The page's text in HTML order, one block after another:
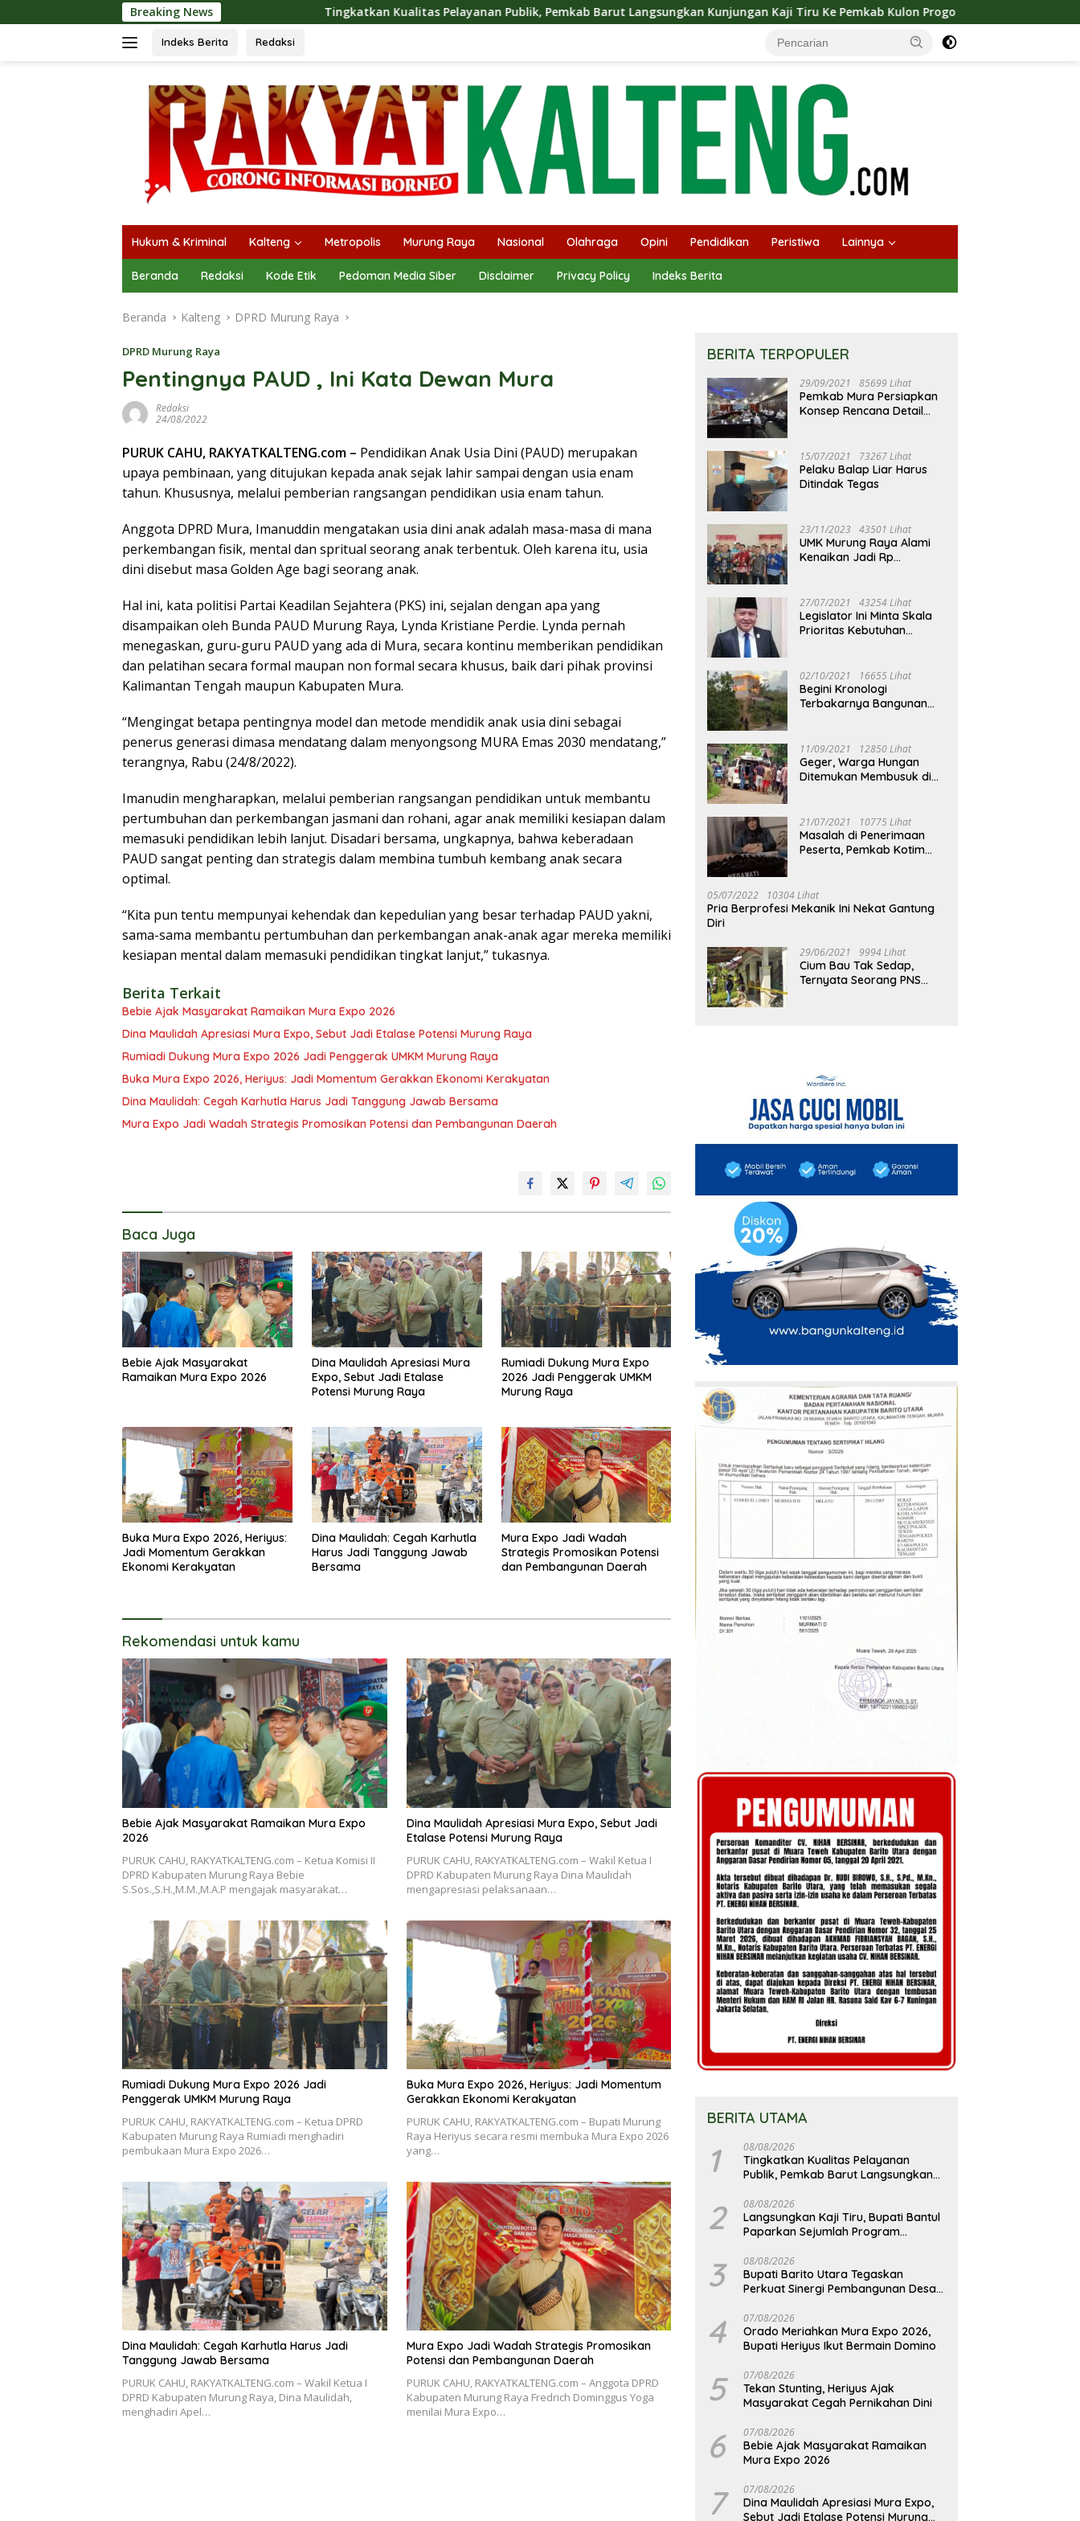
ke
Breaking NewsTingkatkan Kualitas Pelayanan Publik, Pemkab Barut Langsungkan Kunjungan Kaji Tiru Ke Pemkab Kulon Progo Langsungkan Kaji Tiru, Bupati
Indeks Berita Redaksi
Hukum & Kriminal Kalteng Metropolis Murung Raya Nasional Olahraga Opini Pendidikan Peristiwa Lainnya
Beranda Redaksi Kode Etik Pedoman Media Siber Disclaimer Privacy Policy Indeks Berita
Beranda Kalteng DPRD Murung Raya
DPRD Murung Raya
Pentingnya PAUD , Ini Kata Dewan Mura
Redaksi
24/08/2022
PURUK CAHU, RAKYATKALTENG.com – Pendidikan Anak Usia Dini (PAUD) merupakan
upaya pembinaan, yang ditujukan kepada anak sejak lahir sampai dengan usia enam
tahun. Khususnya, melalui pemberian rangsangan pendidikan usia enam tahun.
Anggota DPRD Mura, Imanuddin mengatakan usia dini anak adalah masa-masa di mana
perkembangan fisik, mental dan spritual seorang anak terbentuk. Oleh karena itu, usia
dini disebut masa Golden Age bagi seorang anak.
Hal ini, kata politisi Partai Keadilan Sejahtera (PKS) ini, sejalan dengan apa yang
disampaikan oleh Bunda PAUD Murung Raya, Lynda Kristiane Perdie. Lynda pernah
menegaskan, guru-guru PAUD yang ada di Mura, secara kontinu memberikan pendidikan
dan pelatihan secara formal maupan non formal secara khusus, baik dari pihak provinsi
Kalimantan Tengah maupun Kabupaten Mura.
“Mengingat betapa pentingnya model dan metode mendidik anak usia dini sebagai
penerus generasi dimasa mendatang dalam menyongsong MURA Emas 2030 mendatang,”
terangnya, Rabu (24/8/2022).
Imanudin mengharapkan, melalui pemberian rangsangan pendidikan untuk membantu
pertumbuhan dan perkembangan jasmani dan rohani, agar anak memiliki kesiapan dalam
memasuki pendidikan lebih lanjut. Disadari bersama, ungkapnya, bahwa keberadaan
PAUD sangat penting dan strategis dalam membina tumbuh kembang anak secara
optimal.
“Kita pun tentu mempunyai kehendak dan kepedulian yang besar terhadap PAUD yakni,
sama-sama membantu pertumbuhan dan perkembangan anak-anak agar mereka memiliki
kesiapan mental dalam memasuki pendidikan tingkat lanjut,” tukasnya.
Berita Terkait
Bebie Ajak Masyarakat Ramaikan Mura Expo 2026
Dina Maulidah Apresiasi Mura Expo, Sebut Jadi Etalase Potensi Murung Raya
Rumiadi Dukung Mura Expo 2026 Jadi Penggerak UMKM Murung Raya
Buka Mura Expo 2026, Heriyus: Jadi Momentum Gerakkan Ekonomi Kerakyatan
Dina Maulidah: Cegah Karhutla Harus Jadi Tanggung Jawab Bersama
Mura Expo Jadi Wadah Strategis Promosikan Potensi dan Pembangunan Daerah
Baca Juga
Bebie Ajak Masyarakat
Ramaikan Mura Expo 2026
Dina Maulidah Apresiasi Mura
Expo, Sebut Jadi Etalase
Potensi Murung Raya
Rumiadi Dukung Mura Expo
2026 Jadi Penggerak UMKM
Murung Raya
Buka Mura Expo 2026, Heriyus:
Jadi Momentum Gerakkan
Ekonomi Kerakyatan
Dina Maulidah: Cegah Karhutla
Harus Jadi Tanggung Jawab
Bersama
Mura Expo Jadi Wadah
Strategis Promosikan Potensi
dan Pembangunan Daerah
Rekomendasi untuk kamu
Bebie Ajak Masyarakat Ramaikan Mura Expo
2026
PURUK CAHU, RAKYATKALTENG.com – Ketua Komisi II
DPRD Kabupaten Murung Raya Bebie
S.Sos.,S.H.,M.M.,M.A.P mengajak masyarakat…
Dina Maulidah Apresiasi Mura Expo, Sebut Jadi
Etalase Potensi Murung Raya
PURUK CAHU, RAKYATKALTENG.com – Wakil Ketua I
DPRD Kabupaten Murung Raya Dina Maulidah
mengapresiasi pelaksanaan…
Rumiadi Dukung Mura Expo 2026 Jadi
Penggerak UMKM Murung Raya
PURUK CAHU, RAKYATKALTENG.com – Ketua DPRD
Kabupaten Murung Raya Rumiadi menghadiri
pembukaan Mura Expo 2026…
Buka Mura Expo 2026, Heriyus: Jadi Momentum
Gerakkan Ekonomi Kerakyatan
PURUK CAHU, RAKYATKALTENG.com – Bupati Murung
Raya Heriyus secara resmi membuka Mura Expo 2026
yang…
Dina Maulidah: Cegah Karhutla Harus Jadi
Tanggung Jawab Bersama
PURUK CAHU, RAKYATKALTENG.com – Wakil Ketua I
DPRD Kabupaten Murung Raya, Dina Maulidah,
menghadiri Apel…
Mura Expo Jadi Wadah Strategis Promosikan
Potensi dan Pembangunan Daerah
PURUK CAHU, RAKYATKALTENG.com – Anggota DPRD
Kabupaten Murung Raya Fredrich Dominggus Yoga
menilai Mura Expo…
BERITA TERPOPULER
29/09/2021 85699 Lihat
Pemkab Mura Persiapkan
Konsep Rencana Detail
15/07/2021 73267 Lihat
Pelaku Balap Liar Harus
Ditindak Tegas
23/11/2023 43501 Lihat
UMK Murung Raya Alami
Kenaikan Jadi Rp
27/07/2021 43254 Lihat
Legislator Ini Minta Skala
Prioritas Kebutuhan
02/10/2021 16655 Lihat
Begini Kronologi
Terbakarnya Bangunan
11/09/2021 12850 Lihat
Geger, Warga Hungan
Ditemukan Membusuk di
21/07/2021 10775 Lihat
Masalah di Penerimaan
Peserta, Pemkab Kotim
05/07/2022 10304 Lihat
Pria Berprofesi Mekanik Ini Nekat Gantung
Diri
29/06/2021 9994 Lihat
Cium Bau Tak Sedap,
Ternyata Seorang PNS
BERITA UTAMA
1 08/08/2026
Tingkatkan Kualitas Pelayanan
Publik, Pemkab Barut Langsungkan
Progo
2 08/08/2026
Langsungkan Kaji Tiru, Bupati Bantul
Paparkan Sejumlah Program
3 08/08/2026
Bupati Barito Utara Tegaskan
Perkuat Sinergi Pembangunan Desa
Hadapi Potensi Karhutla
4 07/08/2026
Orado Meriahkan Mura Expo 2026,
Bupati Heriyus Ikut Bermain Domino
5 07/08/2026
Tekan Stunting, Heriyus Ajak
Masyarakat Cegah Pernikahan Dini
6 07/08/2026
Bebie Ajak Masyarakat Ramaikan
Mura Expo 2026
7 07/08/2026
Dina Maulidah Apresiasi Mura Expo,
Sebut Jadi Etalase Potensi Murung